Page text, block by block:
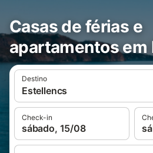
Casas de férias e
apartamentos em
Destino
Estellencs
Check-in
sábado, 15/08